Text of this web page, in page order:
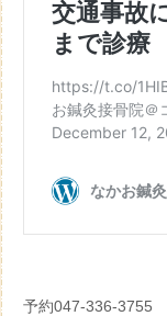
予約047-336-3755